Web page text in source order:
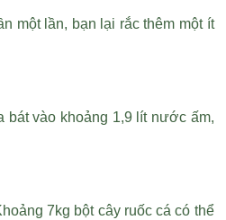
một lần, bạn lại rắc thêm một ít
bát vào khoảng 1,9 lít nước ấm,
7kg bột cây ruốc cá có thể